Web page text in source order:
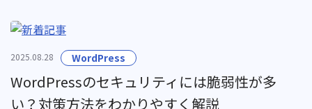
2025.08.28 WordPress
WordPressのセキュリティには脆弱性が多
い？対策方法をわかりやすく解説